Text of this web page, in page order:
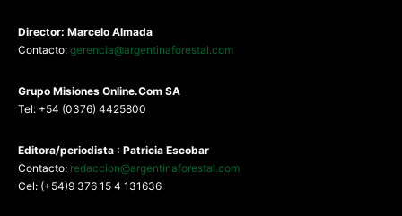
Director: Marcelo Almada
Contacto: gerencia@argentinaforestal.com
Grupo Misiones Online.Com SA
Tel: +54 (0376) 4425800
Editora/periodista : Patricia Escobar
Contacto: redaccion@argentinaforestal.com
Cel: (+54)9 376 15 4 131636